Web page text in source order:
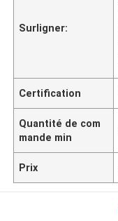
Surligner:
Certification
Quantité de com
mande min
Prix